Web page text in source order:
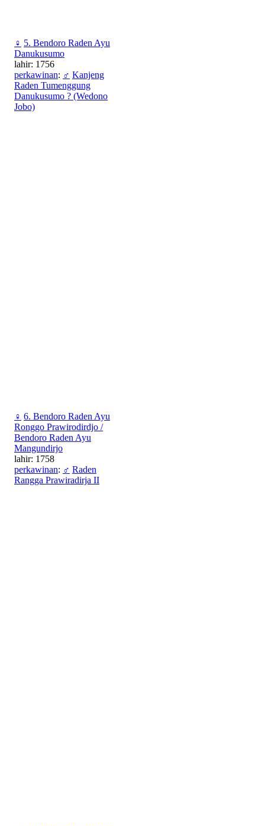
♀ 5. Bendoro Raden Ayu
Danukusumo
lahir: 1756
perkawinan: ♂ Kanjeng
Raden Tumenggung
Danukusumo ? (Wedono
Jobo)
♀ 6. Bendoro Raden Ayu
Ronggo Prawirodirdjo /
Bendoro Raden Ayu
Mangundirjo
lahir: 1758
perkawinan: ♂ Raden
Rangga Prawiradirja II